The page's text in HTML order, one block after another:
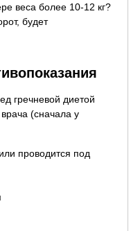
веса более 10-12 кг?
будет
гречневой диетой
(сначала у
проводится под